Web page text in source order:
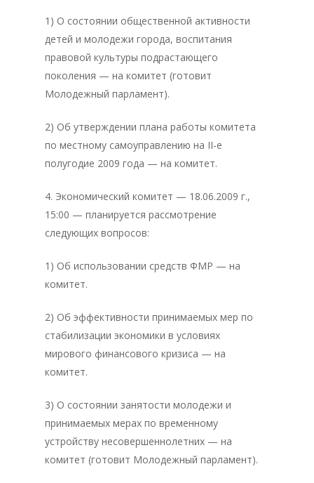
1) О состоянии общественной активности
детей и молодежи города, воспитания
правовой культуры подрастающего
поколения — на комитет (готовит
Молодежный парламент).
2) Об утверждении плана работы комитета
по местному самоуправлению на II-е
полугодие 2009 года — на комитет.
4. Экономический комитет — 18.06.2009 г.,
15:00 — планируется рассмотрение
следующих вопросов:
1) Об использовании средств ФМР — на
комитет.
2) Об эффективности принимаемых мер по
стабилизации экономики в условиях
мирового финансового кризиса — на
комитет.
3) О состоянии занятости молодежи и
принимаемых мерах по временному
устройству несовершеннолетних — на
комитет (готовит Молодежный парламент).
Главная
Депутаты
История